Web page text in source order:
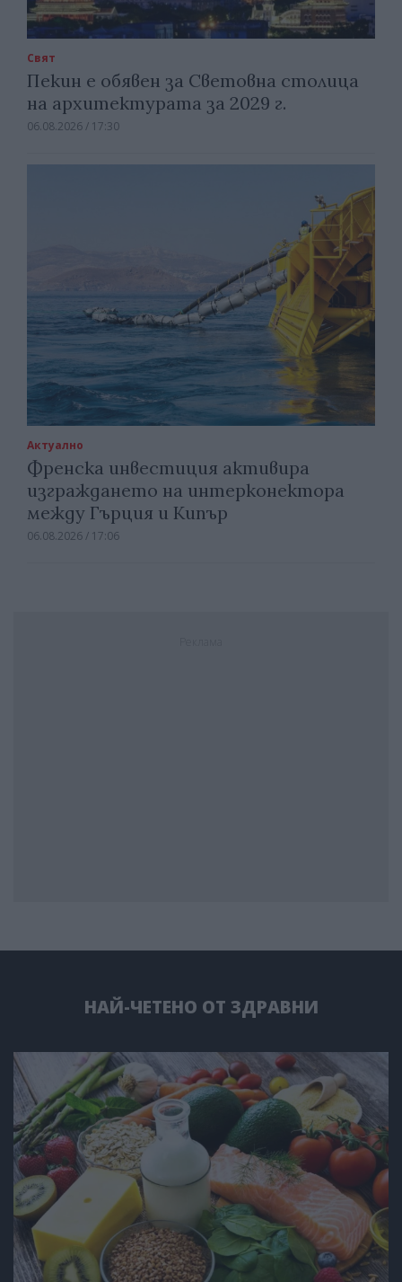
Свят
Пекин е обявен за Световна столица
на архитектурата за 2029 г.
06.08.2026 / 17:30
Актуално
Френска инвестиция активира
изграждането на интерконектора
между Гърция и Кипър
06.08.2026 / 17:06
НАЙ-ЧЕТЕНО ОТ ЗДРАВНИ